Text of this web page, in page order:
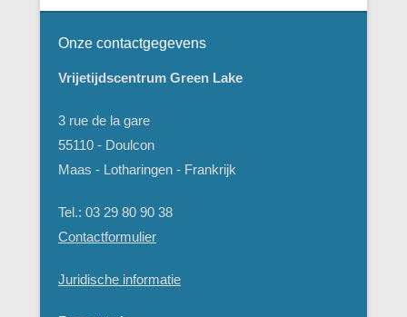
Onze contactgegevens
Vrijetijdscentrum Green Lake
3 rue de la gare
55110 - Doulcon
Maas - Lotharingen - Frankrijk
Tel.: 03 29 80 90 38
Contactformulier
Juridische informatie